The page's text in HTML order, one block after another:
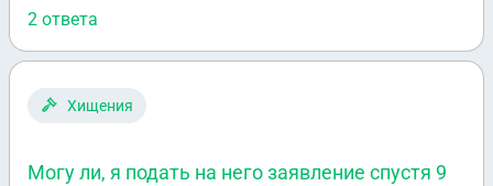
2 ответа
Хищения
Могу ли, я подать на него заявление спустя 9